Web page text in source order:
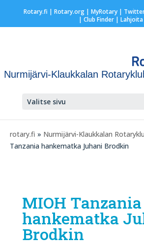
Rotary.fi | Rotary.org| MyRotary|
| Club Finder| Lahjoita
Nurmijärvi-Klaukkalan
Valitse sivu
rotary.fi » Nurmijärvi-Klaukkalan
Tanzania hankematka Juhani Brodkin
MIOH Tanzania
hankematka
Brodkin